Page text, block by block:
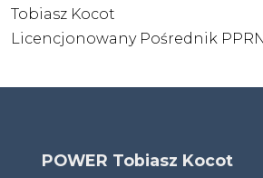
Tobiasz Kocot
Licencjonowany Pośrednik
POWER Tobiasz Kocot